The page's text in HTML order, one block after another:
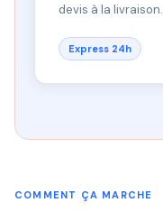
devis à la livraison.
Express 24h
COMMENT ÇA MARCHE